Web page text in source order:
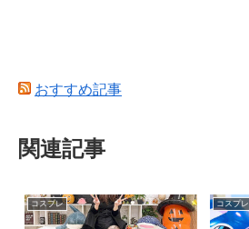
おすすめ記事
関連記事
コスプレ コスプレ